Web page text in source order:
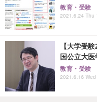
教育・受験
2021.6.24 Thu
【大学受
国公立大
教育・受験
2021.6.16